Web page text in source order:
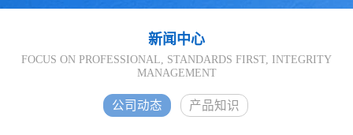
制品制造；金属丝绳及其制品销售；建筑装饰、水暖管道零件及其
他建筑用金属制品制造。（除依法须经批准的项目外，凭营业执照
依法自主开展经营活动）许可项目：电线、电缆制造。（依法须经
新闻中心
FOCUS ON PROFESSIONAL, STANDARDS FIRST, INTEGRITY
MANAGEMENT
公司动态 产品知识